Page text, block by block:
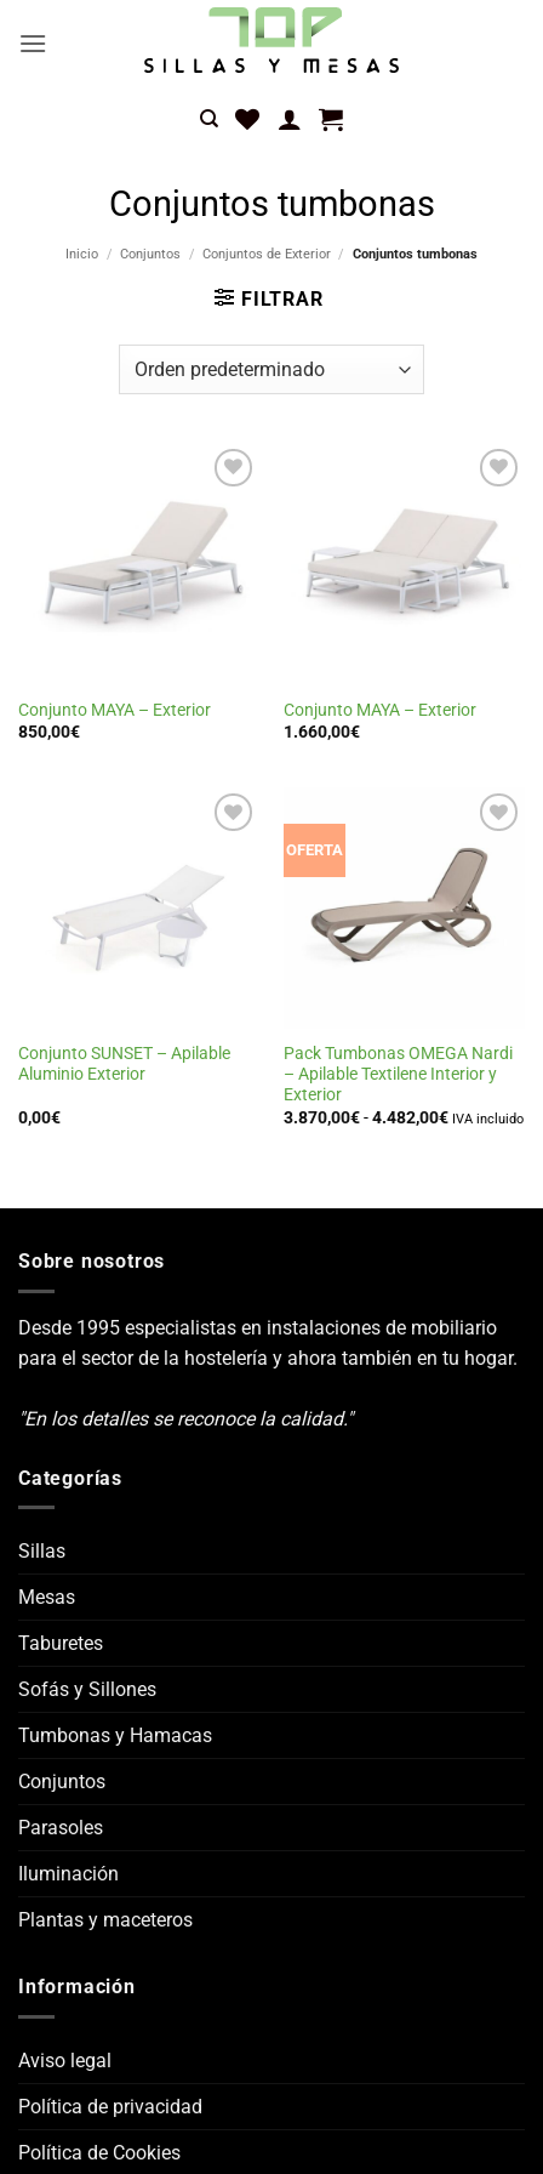
Conjuntos tumbonas
Inicio / Conjuntos / Conjuntos de Exterior / Conjuntos tumbonas
FILTRAR
Añadir
a la
lista
deseos
Conjunto MAYA – Exterior
850,00€
a la
lista
deseos
Conjunto MAYA – Exterior
1.660,00€
lista
Conjunto SUNSET – Apilable
Aluminio Exterior
0,00€
OFERTA
Añadir
a la
lista
deseos
Pack Tumbonas OMEGA Nardi
– Apilable Textilene Interior y
Exterior
3.870,00€ - 4.482,00€Rango
4.482,00€
IVA incluido
Sobre nosotros
Desde 1995 especialistas en instalaciones de mobiliario
para el sector de la hostelería y ahora también en tu hogar.
"En los detalles se reconoce la calidad."
Categorías
Sillas
Mesas
Taburetes
Sofás y Sillones
Tumbonas y Hamacas
Conjuntos
Parasoles
Iluminación
Plantas y maceteros
Información
Aviso legal
Política de privacidad
Política de Cookies